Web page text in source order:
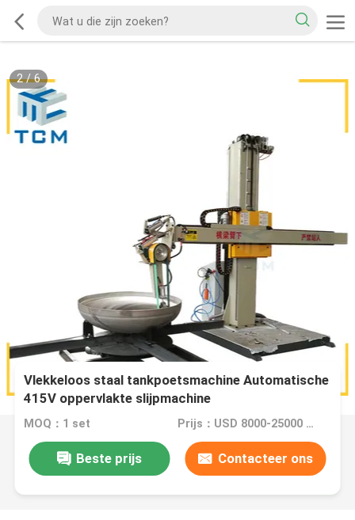
2/6
Vlekkeloos staal tankpoetsmachine Automatische
415V oppervlakte slijpmachine
MOQ：1 set Prijs：USD 8000-25000 Dollar per set
Beste prijs Contacteer ons